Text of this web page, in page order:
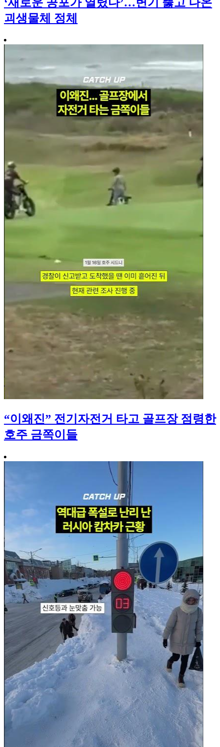
괴생물체 정체
“이왜진” 전기자전거 타고 골프장 점령한
호주 금쪽이들